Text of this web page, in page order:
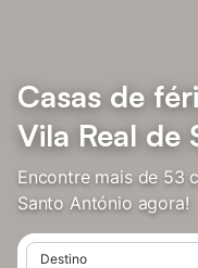
Casas de
Vila Real de
Encontre mais de 53
Santo António agora!
Destino